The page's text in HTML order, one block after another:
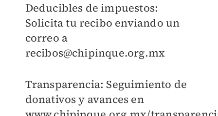
Deducibles de impuestos:
Solicita tu recibo enviando un
correo a
recibos@chipinque.org.mx
Transparencia: Seguimiento de
donativos y avances en